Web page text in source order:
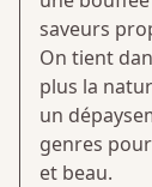
saveurs
On tient
plus la
un
genres
et beau.